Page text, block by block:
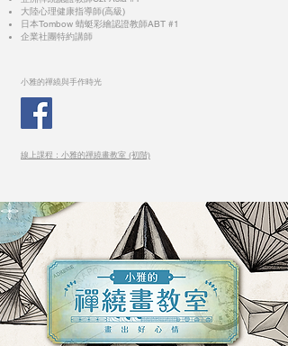
大陸心理健康指導師(高級)
日本Tombow 蜻蜓彩繪認證教師ABT #1
企業社團特約講師
小雅的禪繞與手作時光
線上課程：小雅的禪繞畫教室 (初階)